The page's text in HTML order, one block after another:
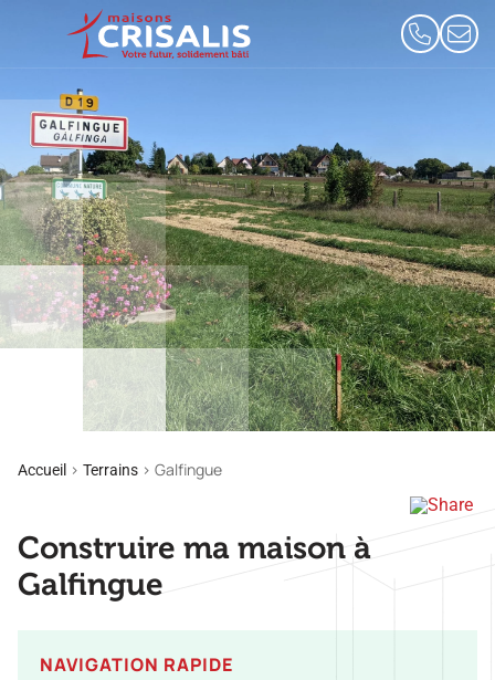
Accueil > Terrains > Galfingue
Construire ma maison à
Galfingue
NAVIGATION RAPIDE